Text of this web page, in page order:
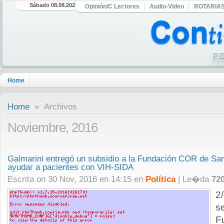
Sábado 08.08.2026 Opinión/C Lectores Audio-Video
Home
Home » Archivos
Noviembre, 2016
Galmarini entregó un subsidio a la Fundación COR de
ayudar a pacientes con VIH-SIDA
Escrita on 30 Nov, 2016 en 14:15 en Política| Le�da